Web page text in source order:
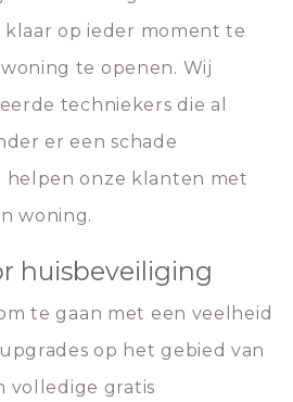
klaar op ieder moment te
te openen. Wij
techniekers die al
er een schade
helpen onze klanten met
woning.
huisbeveiliging
te gaan met een veelheid
op het gebied van
volledige gratis